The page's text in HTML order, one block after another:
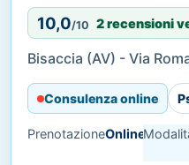
10,0/10 2 recensioni
Bisaccia (AV) - Via
Consulenza online
PrenotazioneOnline